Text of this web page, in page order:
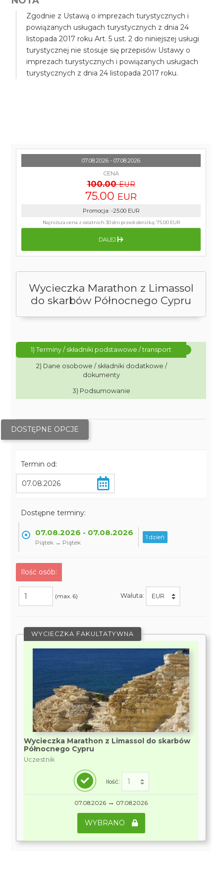
Zgodnie z Ustawą o imprezach turystycznych i
powiązanych usługach turystycznych z dnia 24
listopada 2017 roku Art. 5 ust. 2 do niniejszej usługi
turystycznej nie stosuje się przepisów Ustawy o
imprezach turystycznych i powiązanych usługach
turystycznych z dnia 24 listopada 2017 roku.
Wycieczka Marathon z Limassol
do skarbów Północnego Cypru
1) Terminy / składniki podstawowe / transport
2) Dane osobowe / składniki dodatkowe /
dokumenty
3) Podsumowanie
DOSTĘPNE OPCJE
Termin od:
Dostępne terminy:
07.08.2026 - 07.08.2026
Piątek → Piątek
1 dzień
Ilość osób:
(max. 6) Waluta:
WYCIECZKA FAKULTATYWNA
Wycieczka Marathon z Limassol do skarbów
Północnego Cypru
Uczestnik
Ilość:
07.08.2026 → 07.08.2026
WYBRANO
07.08.2026 - 07.08.2026
CENA
100.00 EUR
75.00 EUR
Promocja: -25.00 EUR
Najniższa cena z ostatnich 30 dni przed obniżką:75.00 EUR
DALEJ